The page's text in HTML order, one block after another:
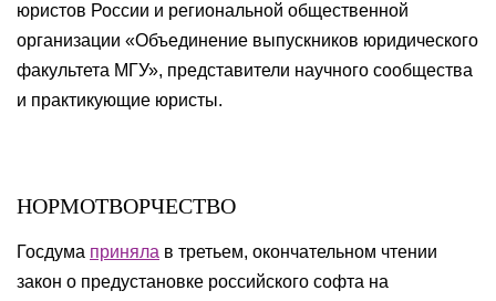
юристов России и региональной общественной
организации «Объединение выпускников юридического
факультета МГУ», представители научного сообщества
и практикующие юристы.
НОРМОТВОРЧЕСТВО
Госдума приняла в третьем, окончательном чтении
закон о предустановке российского софта на